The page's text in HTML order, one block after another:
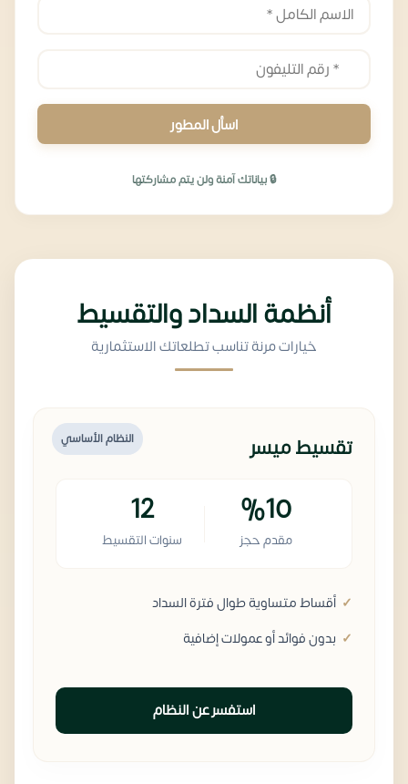
اسأل المطور
🔒 بياناتك آمنة ولن يتم مشاركتها
أنظمة السداد والتقسيط
خيارات مرنة تناسب تطلعاتك الاستثمارية
النظام الأساسي تقسيط ميسر
%10
مقدم حجز
12
سنوات التقسيط
أقساط متساوية طوال فترة السداد
بدون فوائد أو عمولات إضافية
استفسر عن النظام